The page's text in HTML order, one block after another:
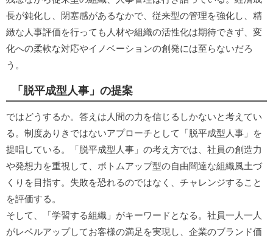
長が鈍化し、閉塞感があるなかで、従来型の管理を強化し、精
緻な人事評価を行っても人材や組織の活性化は期待できず、変
化への柔軟な対応やイノベーションの創発には至らないだろ
う。
「脱平成型人事」の提案
ではどうするか。答えは人間の力を信じるしかないと考えてい
る。制度ありきではないアプローチとして「脱平成型人事」を
提唱している。「脱平成型人事」の考え方では、社員の創造力
や発想力を重視して、ボトムアップ型の自由闊達な組織風土づ
くりを目指す。失敗を恐れるのではなく、チャレンジすること
を評価する。
そして、「学習する組織」がキーワードとなる。社員一人一人
がレベルアップしてお客様の満足を実現し、企業のブランド価